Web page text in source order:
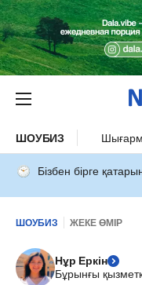
ШОУБИЗ
Бізбен бірге
ШОУБИЗ ЖЕКЕ ӨМІР
Нұр Еркін
Бұрынғы